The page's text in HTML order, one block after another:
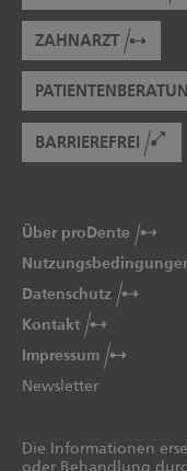
ZAHNARZT
BARRIEREFREI
Über proDente
Datenschutz
Kontakt
Impressum
Newsletter
Die Informationen